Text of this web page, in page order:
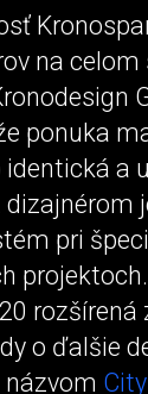
na
ponuka
identická a
pri
o ďalšie